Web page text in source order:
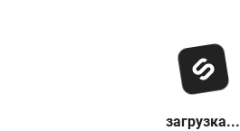
загрузка...